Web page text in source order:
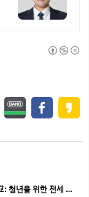
2025 청년 전세자금 대출 금리 비교: 청년을 위한 전세 대출 완벽 가이드